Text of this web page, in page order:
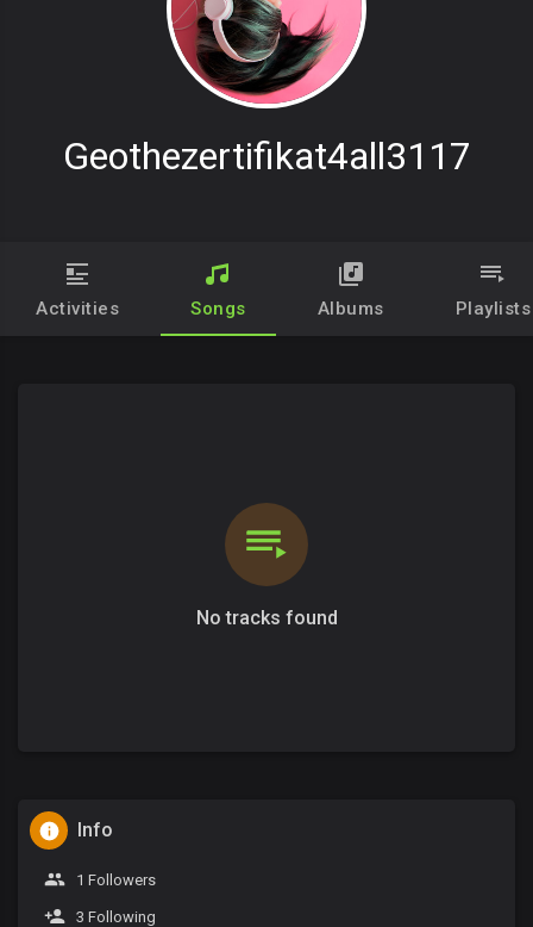
Geothezertifikat4all3117
Activities Songs Albums Playlists
No tracks found
Info
1 Followers
3 Following